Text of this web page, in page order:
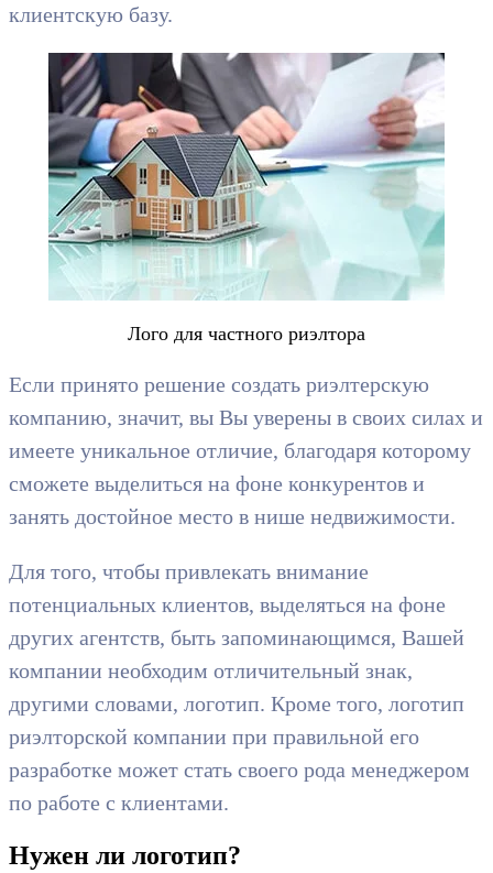
клиентскую базу.
Лого для частного риэлтора
Если принято решение создать риэлтерскую
компанию, значит, вы Вы уверены в своих силах и
имеете уникальное отличие, благодаря которому
сможете выделиться на фоне конкурентов и
занять достойное место в нише недвижимости.
Для того, чтобы привлекать внимание
потенциальных клиентов, выделяться на фоне
других агентств, быть запоминающимся, Вашей
компании необходим отличительный знак,
другими словами, логотип. Кроме того, логотип
риэлторской компании при правильной его
разработке может стать своего рода менеджером
по работе с клиентами.
Нужен ли логотип?